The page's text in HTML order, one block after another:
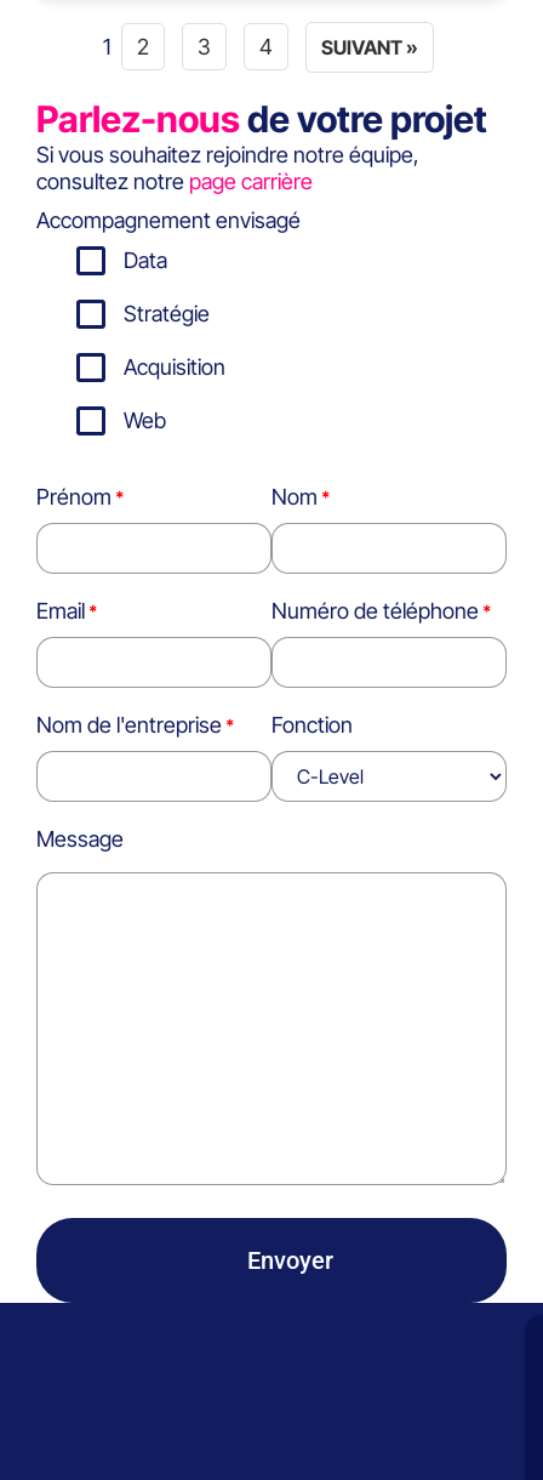
1 2 3 4 SUIVANT »
Parlez-nousde votre projet
Si vous souhaitez rejoindre notre équipe,
consultez notre page carrière
Accompagnement envisagé
Data
Stratégie
Acquisition
Web
Prénom Nom
Email Numéro de téléphone
Nom de l'entreprise Fonction
Message
Envoyer